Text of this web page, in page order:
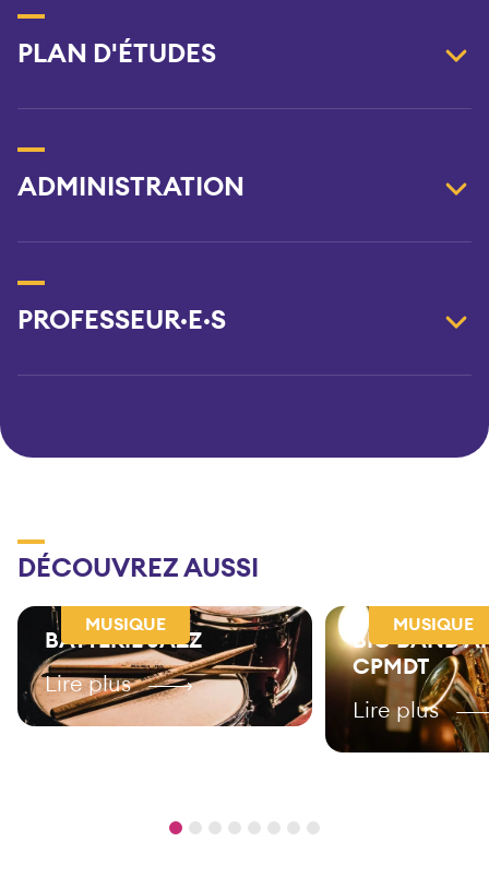
PLAN D'ÉTUDES
ADMINISTRATION
PROFESSEUR·E·S
DÉCOUVREZ AUSSI
MUSIQUE
BATTERIE JAZZ
Lire plus
MUSIQUE
BIG BAND
CPMDT
Lire plus